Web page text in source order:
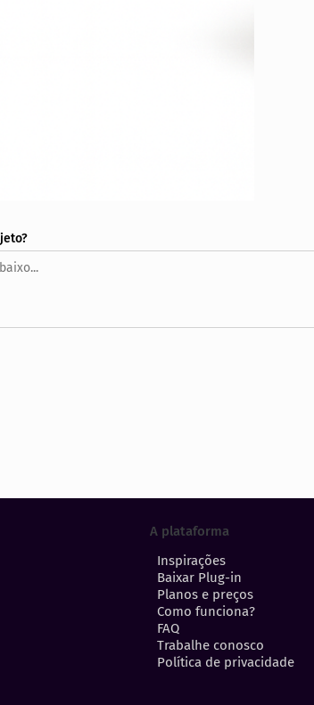
A plataforma
Inspirações
Baixar Plug-in
Planos e preços
Como funciona?
FAQ
Trabalhe conosco
Política de privacidade